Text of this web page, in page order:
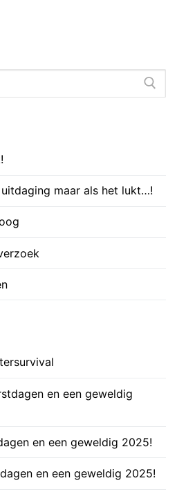
maar als het lukt…!
en een geweldig
en een geweldig 2025!
en een geweldig 2025!